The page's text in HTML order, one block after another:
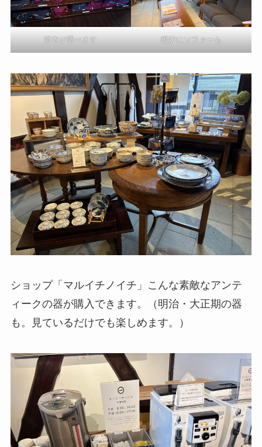
浴衣が選べます 暖炉にソファーも
ショップ「マルイチノイチ」こんな素敵なアンテ
ィークの器が購入できます。（明治・大正期の器
も。見ているだけでも楽しめます。）